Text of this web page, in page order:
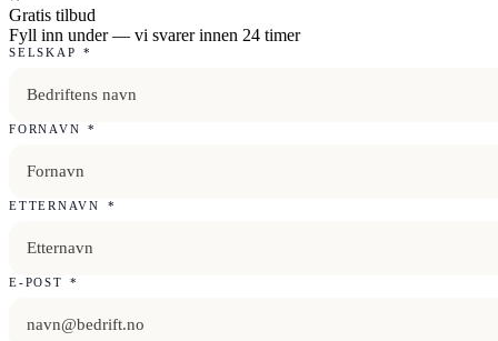
Gratis tilbud
Fyll inn under — vi svarer innen 24 timer
SELSKAP *
FORNAVN *
ETTERNAVN *
E-POST *